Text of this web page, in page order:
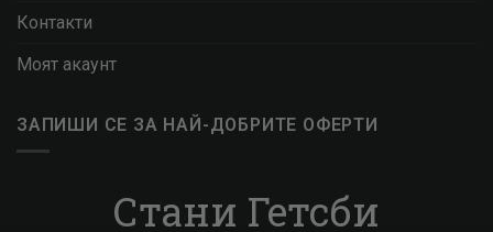
Контакти
Моят акаунт
ЗАПИШИ СЕ ЗА НАЙ-ДОБРИТЕ ОФЕРТИ
Стани Гетсби